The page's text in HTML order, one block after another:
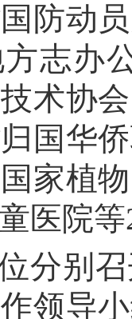
防动
志办
术协
国华
家植
医院
分别
领导